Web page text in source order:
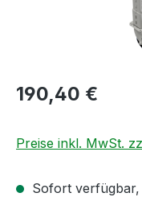
Regulärer Preis:
190,40 €
Preise inkl. MwSt.
Sofort verfügbar,